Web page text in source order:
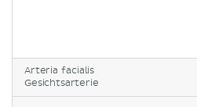
Arteria facialis
Gesichtsarterie